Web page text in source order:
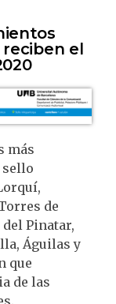
el
más
de
Pinatar,
Águilas y
que
de las